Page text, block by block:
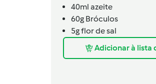
40ml azeite
60g Bróculos
5gflor de sal
Adicionar à lista